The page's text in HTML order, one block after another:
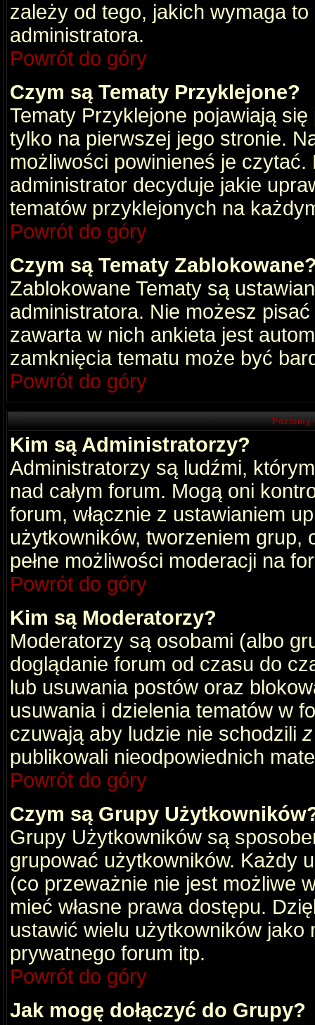
zależy od tego, jakich wymaga
administratora.
Powrót do góry
Czym są Tematy Przyklejone?
Tematy Przyklejone pojawiają
tylko na pierwszej jego stronie.
możliwości powinieneś je czytać.
administrator decyduje jakie
tematów przyklejonych na
Powrót do góry
Czym są Tematy
Zablokowane Tematy są
administratora. Nie możesz
zawarta w nich ankieta jest
zamknięcia tematu może być
Powrót do góry
Kim są Administratorzy?
Administratorzy są ludźmi,
nad całym forum. Mogą oni
forum, włącznie z ustawianiem
użytkowników, tworzeniem grup,
pełne możliwości moderacji na
Powrót do góry
Kim są Moderatorzy?
Moderatorzy są osobami (albo
doglądanie forum od czasu do
lub usuwania postów oraz
usuwania i dzielenia tematów w
czuwają aby ludzie nie schodzili
publikowali nieodpowiednich
Powrót do góry
Czym są Grupy
Grupy Użytkowników są
grupować użytkowników. Każdy
(co przeważnie nie jest możliwe
mieć własne prawa dostępu.
ustawić wielu użytkowników
prywatnego forum itp.
Powrót do góry
Jak mogę dołączyć do Grupy?